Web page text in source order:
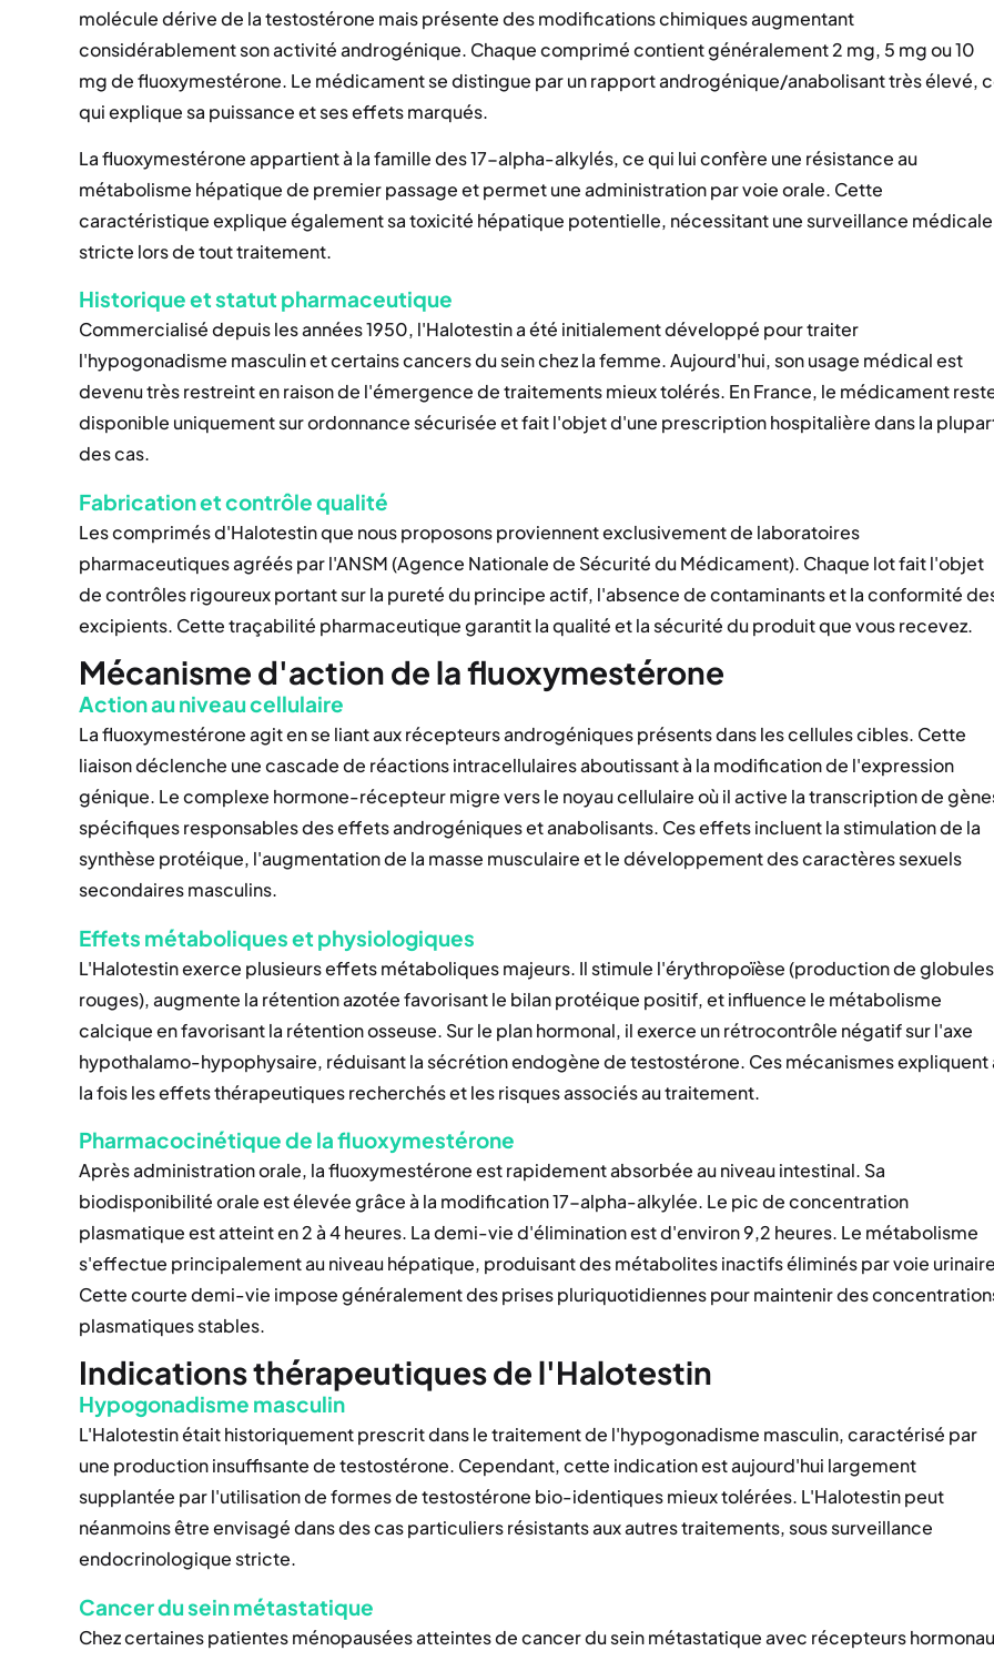
molécule dérive de la testostérone mais présente des modifications chimiques augmentant
considérablement son activité androgénique. Chaque comprimé contient généralement 2 mg, 5 mg ou 10
mg de fluoxymestérone. Le médicament se distingue par un rapport androgénique/anabolisant très élevé,
qui explique sa puissance et ses effets marqués.
La fluoxymestérone appartient à la famille des 17-alpha-alkylés, ce qui lui confère une résistance au
métabolisme hépatique de premier passage et permet une administration par voie orale. Cette
caractéristique explique également sa toxicité hépatique potentielle, nécessitant une surveillance médicale
stricte lors de tout traitement.
Historique et statut pharmaceutique
Commercialisé depuis les années 1950, l'Halotestin a été initialement développé pour traiter
l'hypogonadisme masculin et certains cancers du sein chez la femme. Aujourd'hui, son usage médical est
devenu très restreint en raison de l'émergence de traitements mieux tolérés. En France, le médicament
disponible uniquement sur ordonnance sécurisée et fait l'objet d'une prescription hospitalière dans la
des cas.
Fabrication et contrôle qualité
Les comprimés d'Halotestin que nous proposons proviennent exclusivement de laboratoires
pharmaceutiques agréés par l'ANSM (Agence Nationale de Sécurité du Médicament). Chaque lot fait l'objet
de contrôles rigoureux portant sur la pureté du principe actif, l'absence de contaminants et la conformité
excipients. Cette traçabilité pharmaceutique garantit la qualité et la sécurité du produit que vous recevez.
Mécanisme d'action de la fluoxymestérone
Action au niveau cellulaire
La fluoxymestérone agit en se liant aux récepteurs androgéniques présents dans les cellules cibles. Cette
liaison déclenche une cascade de réactions intracellulaires aboutissant à la modification de l'expression
génique. Le complexe hormone-récepteur migre vers le noyau cellulaire où il active la transcription de
spécifiques responsables des effets androgéniques et anabolisants. Ces effets incluent la stimulation de la
synthèse protéique, l'augmentation de la masse musculaire et le développement des caractères sexuels
secondaires masculins.
Effets métaboliques et physiologiques
L'Halotestin exerce plusieurs effets métaboliques majeurs. Il stimule l'érythropoïèse (production de globules
rouges), augmente la rétention azotée favorisant le bilan protéique positif, et influence le métabolisme
calcique en favorisant la rétention osseuse. Sur le plan hormonal, il exerce un rétrocontrôle négatif sur l'axe
hypothalamo-hypophysaire, réduisant la sécrétion endogène de testostérone. Ces mécanismes expliquent
la fois les effets thérapeutiques recherchés et les risques associés au traitement.
Pharmacocinétique de la fluoxymestérone
Après administration orale, la fluoxymestérone est rapidement absorbée au niveau intestinal. Sa
biodisponibilité orale est élevée grâce à la modification 17-alpha-alkylée. Le pic de concentration
plasmatique est atteint en 2 à 4 heures. La demi-vie d'élimination est d'environ 9,2 heures. Le métabolisme
s'effectue principalement au niveau hépatique, produisant des métabolites inactifs éliminés par voie
Cette courte demi-vie impose généralement des prises pluriquotidiennes pour maintenir des
plasmatiques stables.
Indications thérapeutiques de l'Halotestin
Hypogonadisme masculin
L'Halotestin était historiquement prescrit dans le traitement de l'hypogonadisme masculin, caractérisé par
une production insuffisante de testostérone. Cependant, cette indication est aujourd'hui largement
supplantée par l'utilisation de formes de testostérone bio-identiques mieux tolérées. L'Halotestin peut
néanmoins être envisagé dans des cas particuliers résistants aux autres traitements, sous surveillance
endocrinologique stricte.
Cancer du sein métastatique
Chez certaines patientes ménopausées atteintes de cancer du sein métastatique avec récepteurs